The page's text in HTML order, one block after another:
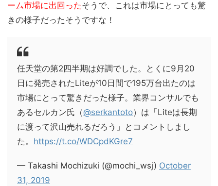
ーム市場に出回ったそうで、これは市場にとっても驚
きの様子だったそうですな！
任天堂の第2四半期は好調でした。とくに9月20
日に発売されたLiteが10日間で195万台出たのは
市場にとって驚きだった様子。業界コンサルでも
あるセルカン氏（@serkantoto）は「Liteは長期
に渡って沢山売れるだろう」とコメントしまし
た。 https://t.co/WDCpdKGre7
— Takashi Mochizuki (@mochi_wsj) October
31, 2019